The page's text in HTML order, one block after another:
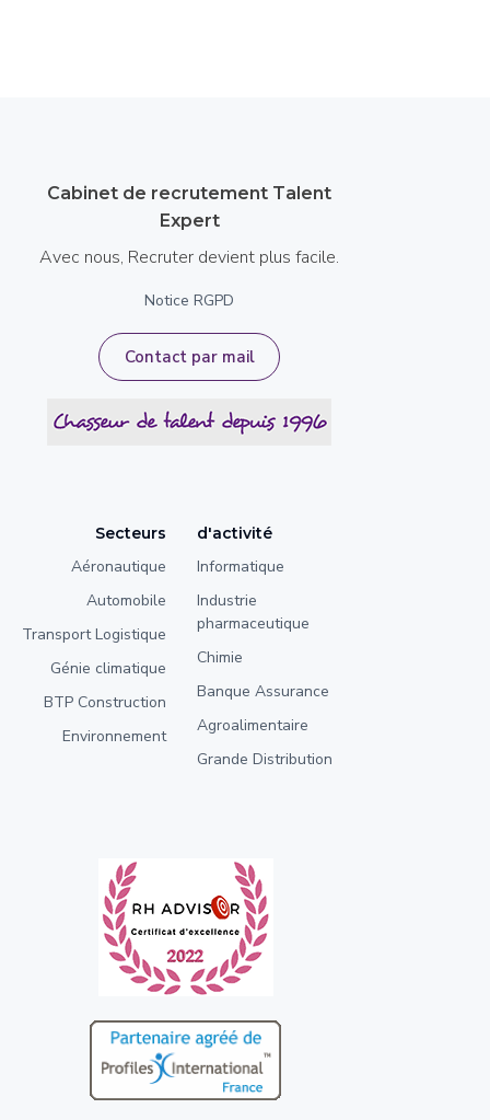
Cabinet de recrutement Talent
Expert
Avec nous, Recruter devient plus facile.
Notice RGPD
Contact par mail
Secteurs
Aéronautique
Automobile
Transport Logistique
Génie climatique
BTP Construction
Environnement
d'activité
Informatique
Industrie
pharmaceutique
Chimie
Banque Assurance
Agroalimentaire
Grande Distribution